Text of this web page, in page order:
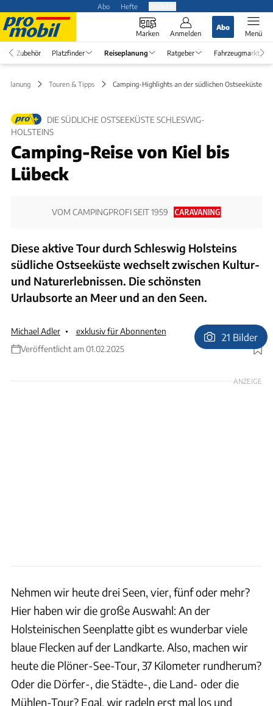
Abo Hefte
Marken Anmelden
Abo
Menü
Zubehör Platzfinder Reiseplanung Ratgeber Fahrzeugmarkt
Touren & Tipps Camping-Highlights an der südlichen Ostseeküste
DIE SÜDLICHE OSTSEEKÜSTE SCHLESWIG-
HOLSTEINS
Camping-Reise von Kiel bis
Lübeck
VOM CAMPINGPROFI SEIT 1959
Diese aktive Tour durch Schleswig Holsteins
südliche Ostseeküste wechselt zwischen Kultur-
und Naturerlebnissen. Die schönsten
Urlaubsorte an Meer und an den Seen.
Michael Adler
exklusiv für Abonnenten
Veröffentlicht am 01.02.2025
Foto: Joachim Negwer
21 Bilder
ANZEIGE
Nehmen wir heute drei Seen, vier, fünf oder mehr?
Hier haben wir die große Auswahl: An der
Holsteinischen Seenplatte gibt es wunderbar viele
blaue Flecken auf der Landkarte. Also, machen wir
heute die Plöner-See-Tour, 37 Kilometer rundherum?
Oder die Dörfer-, die Städte-, die Land- oder die
Mühlen-Tour? Egal, wir radeln erst mal los und